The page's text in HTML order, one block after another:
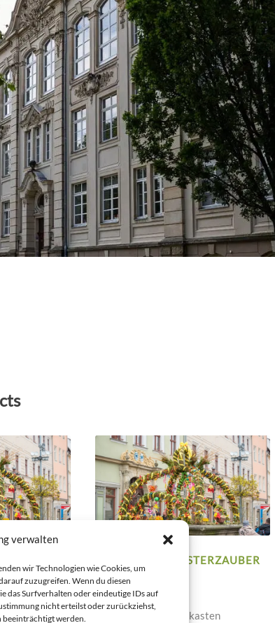
verwalten
wir Technologien wie Cookies, um
zuzugreifen. Wenn du diesen
das Surfverhalten oder eindeutige IDs auf
nicht erteilst oder zurückziehst,
beeinträchtigt werden.
NK 25/04/33 – OSTERZAUBER
PIRNA
PIRNA
Veranstaltungs-Nistkasten